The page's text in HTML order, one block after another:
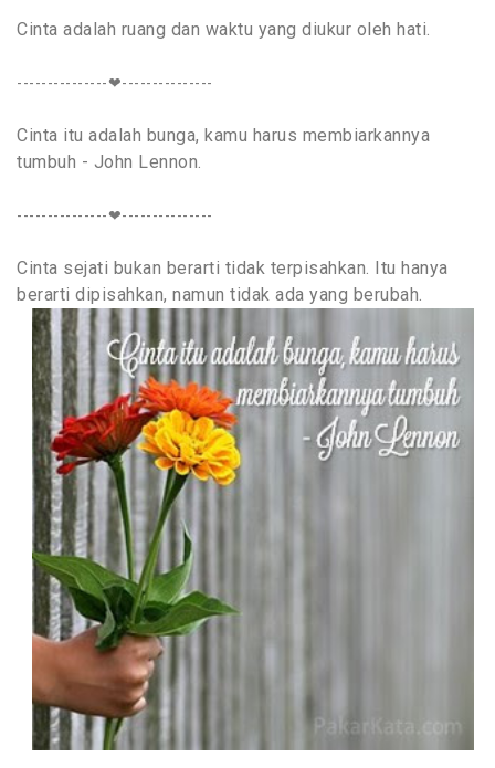
Cinta adalah ruang dan waktu yang diukur oleh hati.
---------------❤---------------
Cinta itu adalah bunga, kamu harus membiarkannya
tumbuh - John Lennon.
---------------❤---------------
Cinta sejati bukan berarti tidak terpisahkan. Itu hanya
berarti dipisahkan, namun tidak ada yang berubah.